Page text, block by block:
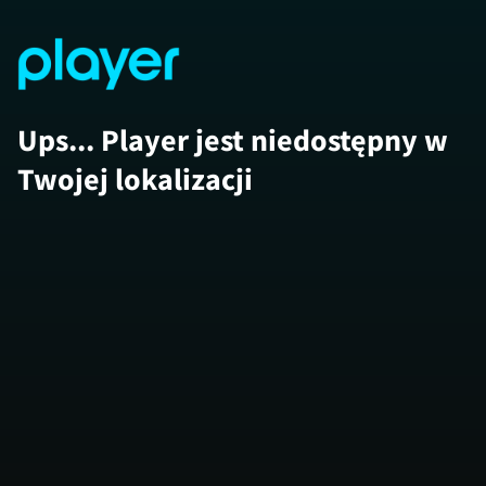
Ups... Player jest niedostępny w
Twojej lokalizacji